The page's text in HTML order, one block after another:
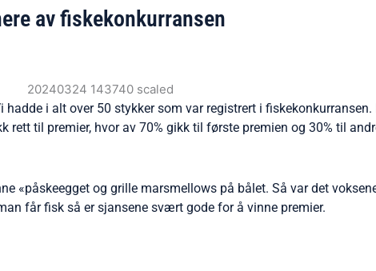
av fiskekonkurransen
i alt over 50 stykker som var registrert i
til premier, hvor av 70% gikk til første premien og 30% til
«påskeegget og grille marsmellows på bålet. Så var det
får fisk så er sjansene svært gode for å vinne premier.